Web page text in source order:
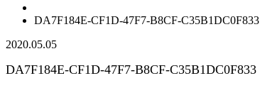
DA7F184E-CF1D-47F7-B8CF-C35B1DC0F833
2020.05.05
DA7F184E-CF1D-47F7-B8CF-C35B1DC0F833